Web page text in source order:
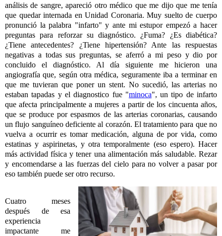
análisis de sangre, apareció otro médico que me dijo que me tenía
que quedar internada en Unidad Coronaria. Muy suelto de cuerpo
pronunció la palabra "infarto" y ante mi estupor empezó a hacer
preguntas para reforzar su diagnóstico. ¿Fuma? ¿Es diabética?
¿Tiene antecedentes? ¿Tiene hipertensión? Ante las respuestas
negativas a todas sus preguntas, se aferró a mi peso y dio por
concluido el diagnóstico. Al día siguiente me hicieron una
angiografía que, según otra médica, seguramente iba a terminar en
que me tuvieran que poner un stent. No sucedió, las arterias no
estaban tapadas y el diagnostico fue "minoca", un tipo de infarto
que afecta principalmente a mujeres a partir de los cincuenta años,
que se produce por espasmos de las arterias coronarias, causando
un flujo sanguíneo deficiente al corazón. El tratamiento para que no
vuelva a ocurrir es tomar medicación, alguna de por vida, como
estatinas y aspirinetas, y otra temporalmente (eso espero). Hacer
más actividad física y tener una alimentación más saludable. Rezar
y encomendarse a las fuerzas del cielo para no volver a pasar por
eso también puede ser otro recurso.
Cuatro meses
después de esa
experiencia
impactante me